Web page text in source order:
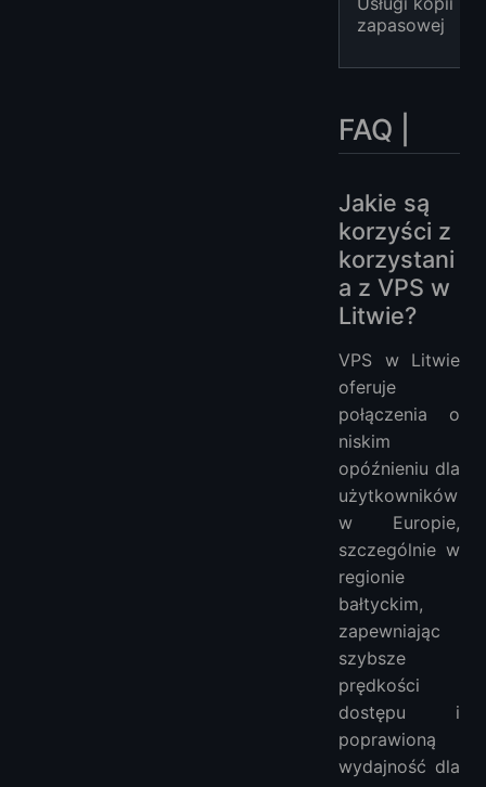
zapasowej
FAQ |
Jakie są
korzyści z
korzystani
a z VPS w
Litwie?
VPS w Litwie
oferuje
połączenia o
niskim
opóźnieniu dla
użytkowników
w Europie,
szczególnie w
regionie
bałtyckim,
zapewniając
szybsze
prędkości
dostępu i
poprawioną
wydajność dla